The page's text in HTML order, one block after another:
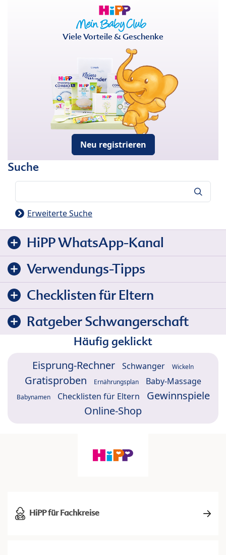
Viele Vorteile & Geschenke
Neu registrieren
Suche
Erweiterte Suche
HiPP WhatsApp-Kanal
Verwendungs-Tipps
Checklisten für Eltern
Ratgeber Schwangerschaft
Häufig geklickt
Eisprung-Rechner Schwanger Wickeln
Gratisproben Ernährungsplan Baby-Massage
Babynamen Checklisten für Eltern
Gewinnspiele
Online-Shop
HiPP für Fachkreise